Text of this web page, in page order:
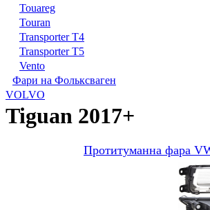
Touareg
Touran
Transporter T4
Transporter T5
Vento
Фари на Фольксваген
VOLVO
Tiguan 2017+
Протитуманна фара